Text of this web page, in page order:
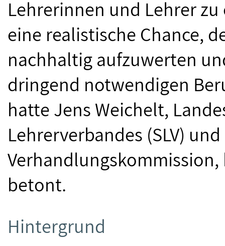
Lehrerinnen und Lehrer
eine realistische Chance,
nachhaltig aufzuwerten
dringend notwendigen
hatte Jens Weichelt,
Lehrerverbandes (SLV)
betont.
Hintergrund